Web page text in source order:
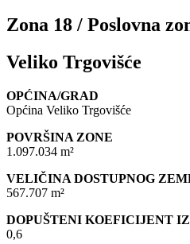
Zona 18 / Poslovna
Veliko Trgovišće
OPĆINA/GRAD
Općina Veliko Trgovišće
POVRŠINA ZONE
1.097.034 m²
VELIČINA DOSTUPNOG
567.707 m²
DOPUŠTENI KOEFICIJENT
0,6